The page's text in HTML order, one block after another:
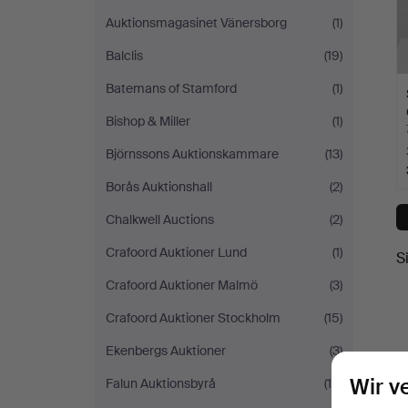
Auktionsmagasinet Vänersborg
(1)
Balclis
(19)
Batemans of Stamford
(1)
Bishop & Miller
(1)
Björnssons Auktionskammare
(13)
Borås Auktionshall
(2)
Chalkwell Auctions
(2)
Crafoord Auktioner Lund
(1)
Crafoord Auktioner Malmö
(3)
Crafoord Auktioner Stockholm
(15)
Ekenbergs Auktioner
(3)
Falun Auktionsbyrå
(15)
Wir